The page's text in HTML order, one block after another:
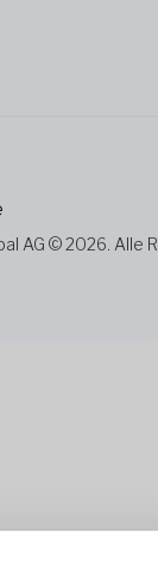
AG © 2026. Alle